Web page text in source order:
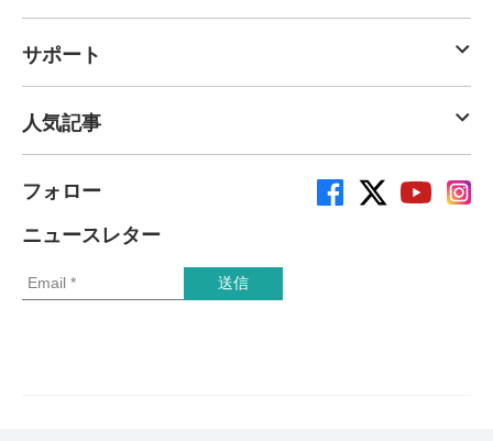
サポート
人気記事
フォロー
ニュースレター